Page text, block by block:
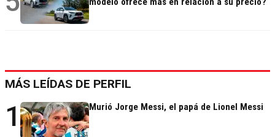
MÁS LEÍDAS DE PERFIL
1 Murió Jorge Messi, el papá de Lionel Messi